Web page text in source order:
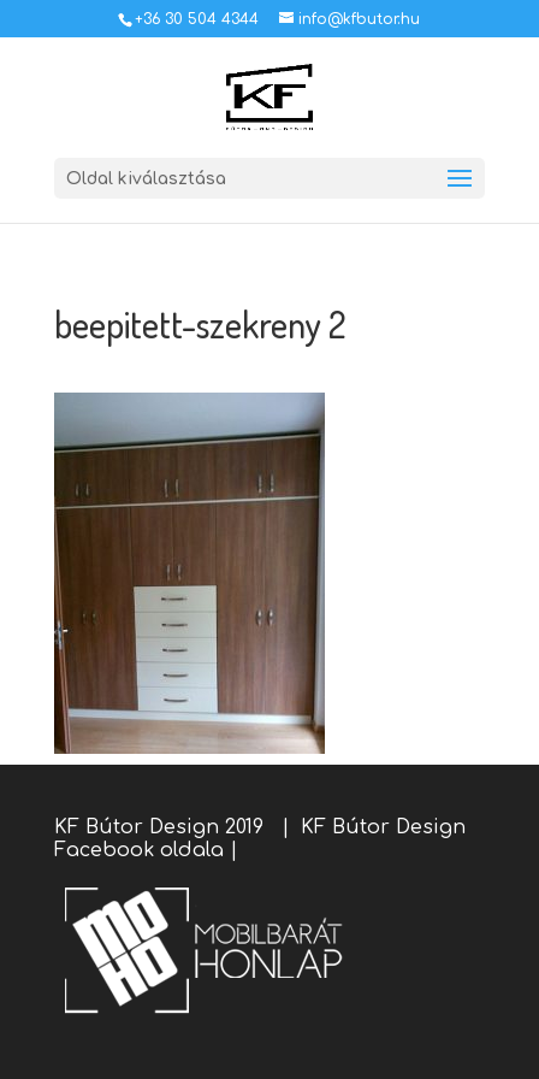
+36 30 504 4344 info@kfbutor.hu
Oldal kiválasztása
beepitett-szekreny 2
KF Bútor Design 2019 |
KF Bútor Design
Facebook oldala